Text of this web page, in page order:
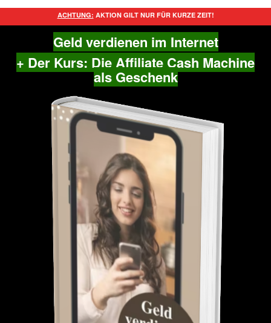
ACHTUNG: AKTION GILT NUR FÜR KURZE ZEIT!
Geld verdienen im Internet
+ Der Kurs: Die Affiliate Cash Machine
als Geschenk